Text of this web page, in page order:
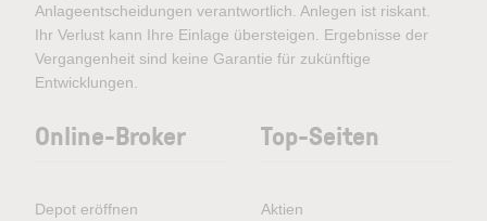
den Basistarifen entstehen. Ich stimme ebenfalls
der telefonischen Kontaktaufnahme durch LYNX
zu. Meine Einwilligung hierzu kann ich jederzeit
per E-Mail an
in derDatenschutzerklärung.
Gratis Demokonto anfordern
Anlageentscheidungen verantwortlich. Anlegen ist riskant.
Ihr Verlust kann Ihre Einlage übersteigen. Ergebnisse der
Vergangenheit sind keine Garantie für zukünftige
Entwicklungen.
Online-Broker
Depot eröffnen
Top-Seiten
Aktien